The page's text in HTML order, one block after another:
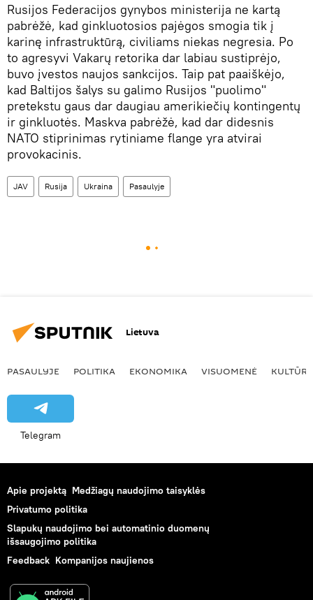
Rusijos Federacijos gynybos ministerija ne kartą
pabrėžė, kad ginkluotosios pajėgos smogia tik į
karinę infrastruktūrą, civiliams niekas negresia. Po
to agresyvi Vakarų retorika dar labiau sustiprėjo,
buvo įvestos naujos sankcijos. Taip pat paaiškėjo,
kad Baltijos šalys su galimo Rusijos "puolimo"
pretekstu gaus dar daugiau amerikiečių kontingentų
ir ginkluotės. Maskva pabrėžė, kad dar didesnis
NATO stiprinimas rytiniame flange yra atvirai
provokacinis.
JAV Rusija Ukraina Pasaulyje
Lietuva
PASAULYJE POLITIKA EKONOMIKA VISUOMENĖ KULTŪRA
Telegram
Apie projektą Medžiagų naudojimo taisyklės
Privatumo politika
Slapukų naudojimo bei automatinio duomenų
išsaugojimo politika
Feedback Kompanijos naujienos